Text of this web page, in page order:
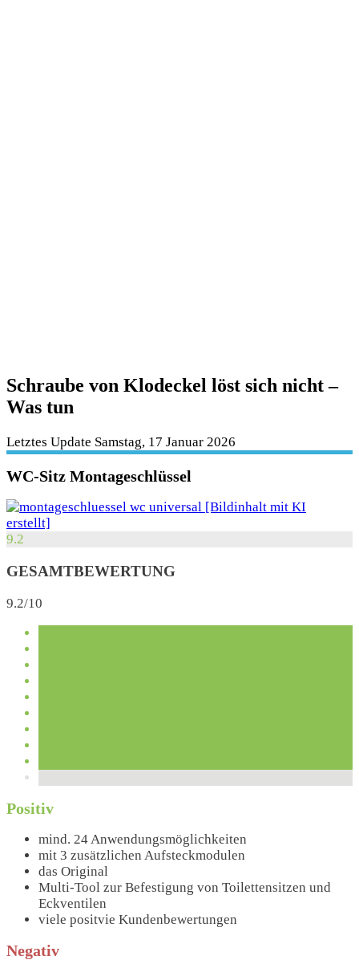
Schraube von Klodeckel löst sich nicht –
Was tun
Letztes Update Samstag, 17 Januar 2026
WC-Sitz Montageschlüssel
9.2
GESAMTBEWERTUNG
9.2/10
Positiv
mind. 24 Anwendungsmöglichkeiten
mit 3 zusätzlichen Aufsteckmodulen
das Original
Multi-Tool zur Befestigung von Toilettensitzen und
Eckventilen
viele positvie Kundenbewertungen
Negativ